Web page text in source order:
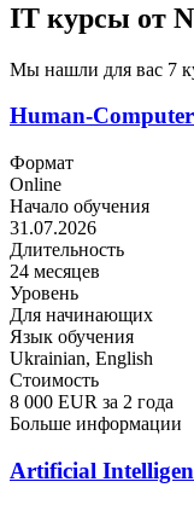
IT курсы от
Мы нашли для вас 7
Human-
Формат
Online
Начало обучения
31.07.2026
Длительность
24 месяцев
Уровень
Для начинающих
Язык обучения
Ukrainian, English
Стоимость
8 000 EUR за 2 года
Больше информации
Artificial